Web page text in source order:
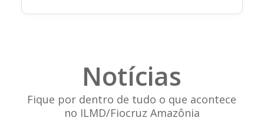
Notícias
Fique por dentro de tudo o que acontece
no ILMD/Fiocruz Amazônia